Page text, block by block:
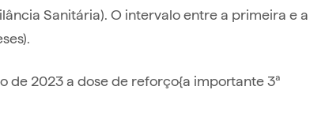
Sanitária). O intervalo entre a primeira e a
de 2023 a dose de reforço{a importante 3ª